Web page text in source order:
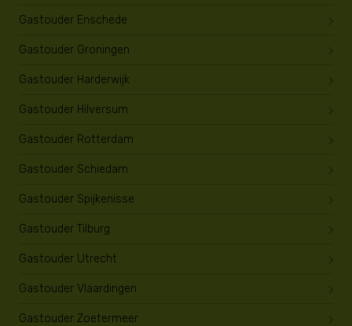
Gastouder Enschede
Gastouder Groningen
Gastouder Harderwijk
Gastouder Hilversum
Gastouder Rotterdam
Gastouder Schiedam
Gastouder Spijkenisse
Gastouder Tilburg
Gastouder Utrecht
Gastouder Vlaardingen
Gastouder Zoetermeer